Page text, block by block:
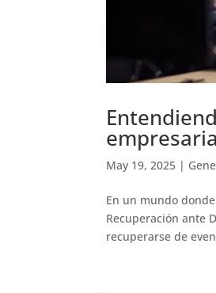
May 19, 2025 |
En un mundo
Recuperación ante
recuperarse de